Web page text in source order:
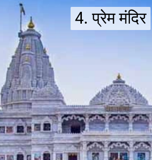
4. प्रेम मंदिर
4. प्रेम मंदिर